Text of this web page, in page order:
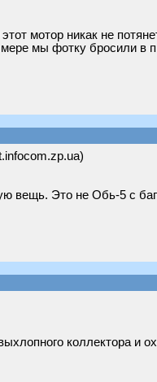
мотор никак не
мы фотку бросили в
вещь. Это не Обь-5 с
коллектора